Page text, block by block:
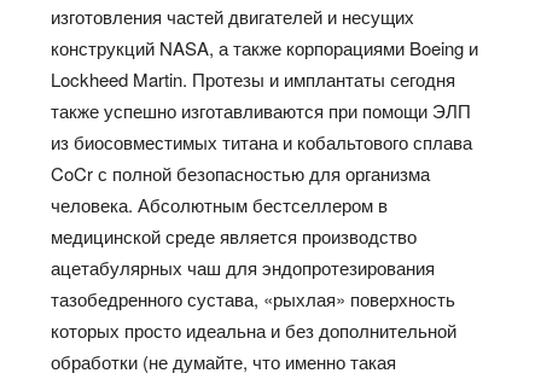
изготовления частей двигателей и несущих
конструкций NASA, а также корпорациями Boeing и
Lockheed Martin. Протезы и имплантаты сегодня
также успешно изготавливаются при помощи ЭЛП
из биосовместимых титана и кобальтового сплава
CoCr с полной безопасностью для организма
человека. Абсолютным бестселлером в
медицинской среде является производство
ацетабулярных чаш для эндопротезирования
тазобедренного сустава, «рыхлая» поверхность
которых просто идеальна и без дополнительной
обработки (не думайте, что именно такая